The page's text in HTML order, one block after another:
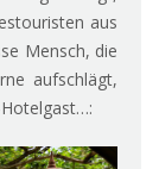
aus
Mensch, die
aufschlägt,